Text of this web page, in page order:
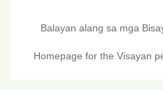
Balayan alang sa mga
Homepage for the Visayan